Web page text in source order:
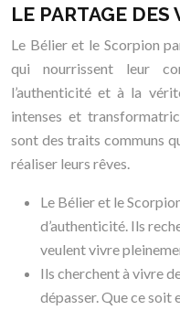
LE PARTAGE DES
Le Bélier et le Scorpion
qui nourrissent leur
l’authenticité et à la
intenses et
sont des traits communs
réaliser leurs rêves.
Le Bélier et le
d’authenticité. Ils
veulent vivre
Ils cherchent à vivre
dépasser. Que ce soit